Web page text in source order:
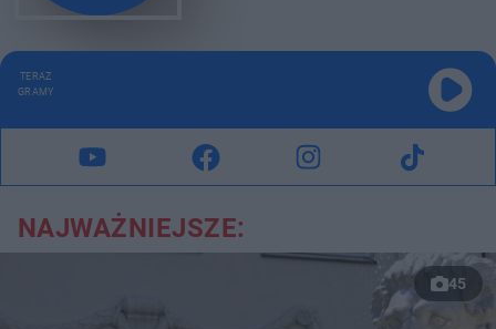
TERAZ
GRAMY
NAJWAŻNIEJSZE:
45